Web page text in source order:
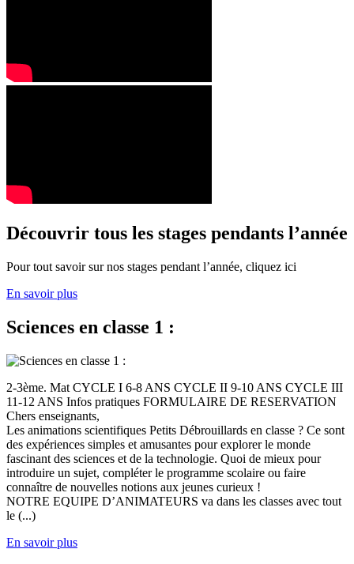
Découvrir tous les stages pendants l’année
Pour tout savoir sur nos stages pendant l’année, cliquez ici
En savoir plus
Sciences en classe 1 :
2-3ème. Mat CYCLE I 6-8 ANS CYCLE II 9-10 ANS CYCLE III
11-12 ANS Infos pratiques FORMULAIRE DE RESERVATION
Chers enseignants,
Les animations scientifiques Petits Débrouillards en classe ? Ce sont
des expériences simples et amusantes pour explorer le monde
fascinant des sciences et de la technologie. Quoi de mieux pour
introduire un sujet, compléter le programme scolaire ou faire
connaître de nouvelles notions aux jeunes curieux !
NOTRE EQUIPE D’ANIMATEURS va dans les classes avec tout
le (...)
En savoir plus